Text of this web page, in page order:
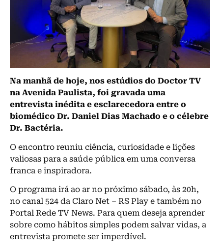
Na manhã de hoje, nos estúdios do Doctor TV
na Avenida Paulista, foi gravada uma
entrevista inédita e esclarecedora entre o
biomédico Dr. Daniel Dias Machado e o célebre
Dr. Bactéria.
O encontro reuniu ciência, curiosidade e lições
valiosas para a saúde pública em uma conversa
franca e inspiradora.
O programa irá ao ar no próximo sábado, às 20h,
no canal 524 da Claro Net – RS Play e também no
Portal Rede TV News. Para quem deseja aprender
sobre como hábitos simples podem salvar vidas, a
entrevista promete ser imperdível.